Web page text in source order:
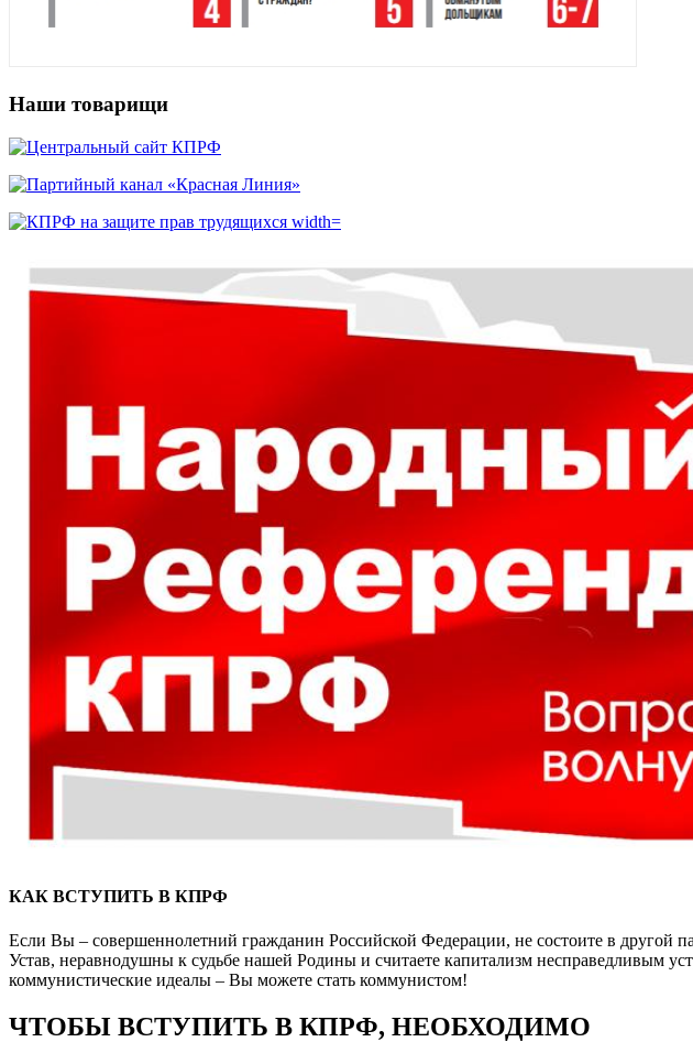
Наши товарищи
КАК ВСТУПИТЬ В КПРФ
Если Вы – совершеннолетний гражданин Российской Федерации, не состоите в другой
Устав, неравнодушны к судьбе нашей Родины и считаете капитализм несправедливым
коммунистические идеалы – Вы можете стать коммунистом!
ЧТОБЫ ВСТУПИТЬ В КПРФ, НЕОБХОДИМО